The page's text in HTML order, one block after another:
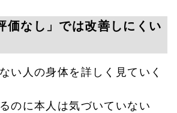
価なし」では改善しにくい
い人の身体を詳しく見ていく
のに本人は気づいていない